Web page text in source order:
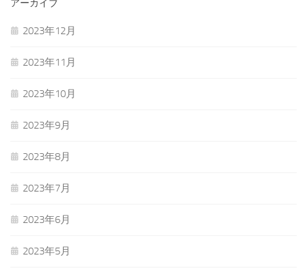
アーカイブ
2023年12月
2023年11月
2023年10月
2023年9月
2023年8月
2023年7月
2023年6月
2023年5月